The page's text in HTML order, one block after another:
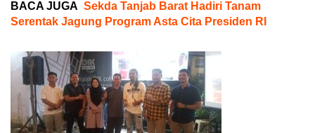
BACA JUGA Sekda Tanjab Barat Hadiri Tanam
Serentak Jagung Program Asta Cita Presiden RI